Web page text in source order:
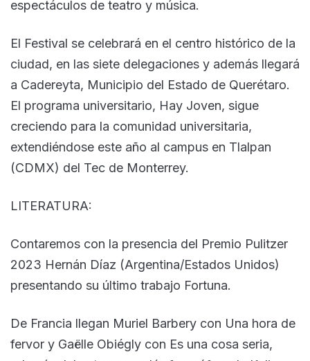
espectáculos de teatro y música.
El Festival se celebrará en el centro histórico de la
ciudad, en las siete delegaciones y además llegará
a Cadereyta, Municipio del Estado de Querétaro.
El programa universitario, Hay Joven, sigue
creciendo para la comunidad universitaria,
extendiéndose este año al campus en Tlalpan
(CDMX) del Tec de Monterrey.
LITERATURA:
Contaremos con la presencia del Premio Pulitzer
2023 Hernán Díaz (Argentina/Estados Unidos)
presentando su último trabajo Fortuna.
De Francia llegan Muriel Barbery con Una hora de
fervor y Gaëlle Obiégly con Es una cosa seria,